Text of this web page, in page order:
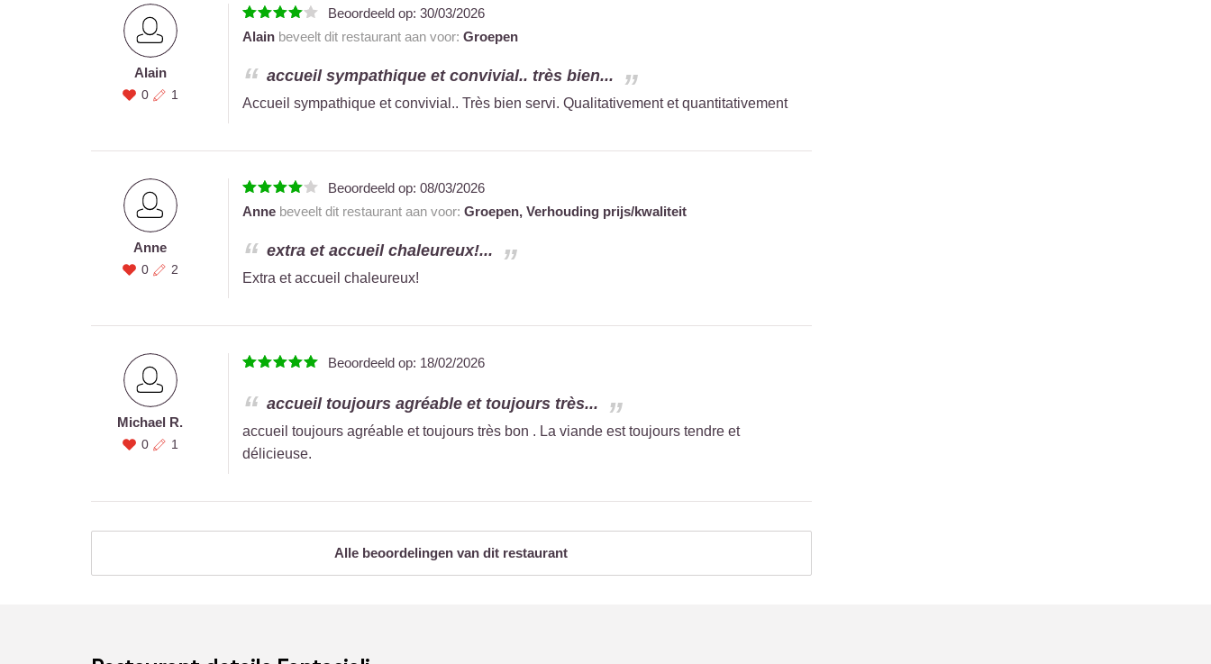
Alain
0 1
Beoordeeld op: 30/03/2026
Alainbeveelt dit restaurant aan voor: Groepen
accueil sympathique et convivial.. très bien...
Accueil sympathique et convivial.. Très bien servi. Qualitativement et quantitativement
Anne
0 2
Beoordeeld op: 08/03/2026
Annebeveelt dit restaurant aan voor: Groepen, Verhouding prijs/kwaliteit
extra et accueil chaleureux!...
Extra et accueil chaleureux!
Michael R.
0 1
Beoordeeld op: 18/02/2026
accueil toujours agréable et toujours très...
accueil toujours agréable et toujours très bon . La viande est toujours tendre et
délicieuse.
Alle beoordelingen van dit restaurant